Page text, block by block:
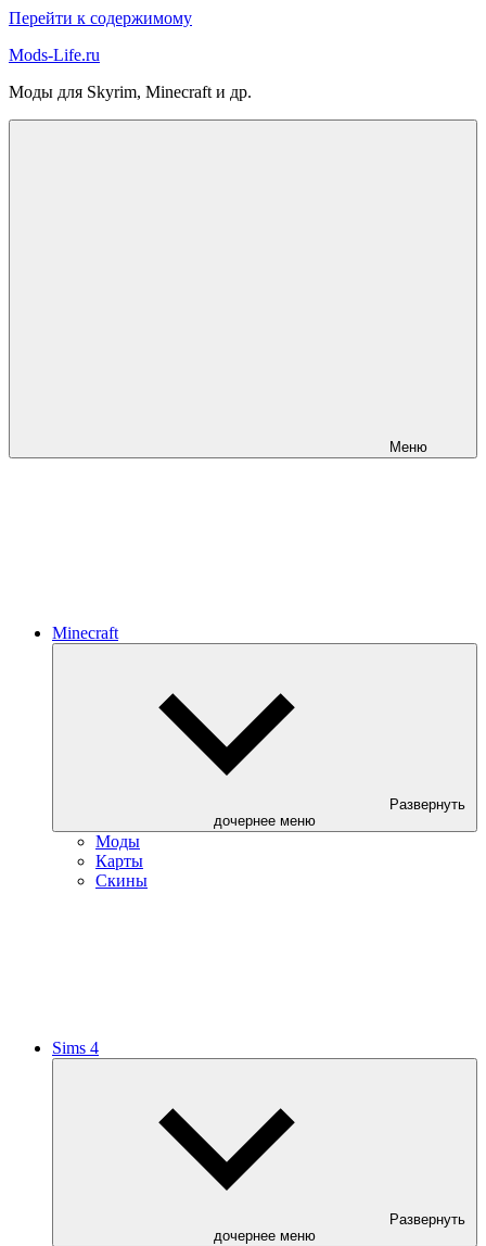
Перейти к содержимому
Mods-Life.ru
Моды для Skyrim, Minecraft и др.
Меню
Minecraft
Развернуть
дочернее меню
Моды
Карты
Скины
Sims 4
Развернуть
дочернее меню